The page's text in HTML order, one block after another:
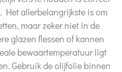
Het allerbelangrijkste is om
maar zeker niet in de
glazen flessen of kannen
bewaartemperatuur ligt
Gebruik de olijfolie binnen